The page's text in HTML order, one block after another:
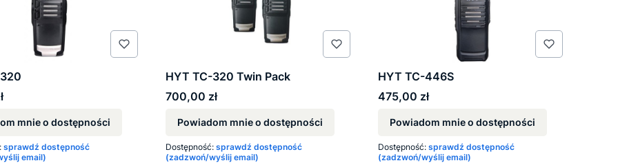
mnie o dostępności
sprawdź dostępność
email)
HYT TC-320 Twin Pack
Cena
700,00 zł
Powiadom mnie o dostępności
Dostępność: sprawdź dostępność
(zadzwoń/wyślij email)
HYT TC-446S
Cena
475,00 zł
Powiadom mnie o dostępności
Dostępność: sprawdź dostępność
(zadzwoń/wyślij email)